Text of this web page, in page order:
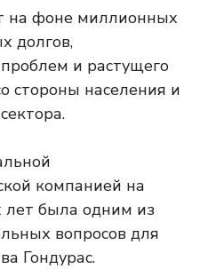
на фоне миллионных
долгов,
и растущего
стороны населения и
компанией на
была одним из
вопросов для
Гондурас.